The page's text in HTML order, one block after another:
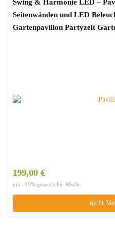
Swing & Harmonie LED –
Seitenwänden und LED
Gartenpavillon Partyzelt
199,00 €
inkl. 19% gesetzlicher MwSt.
nicht